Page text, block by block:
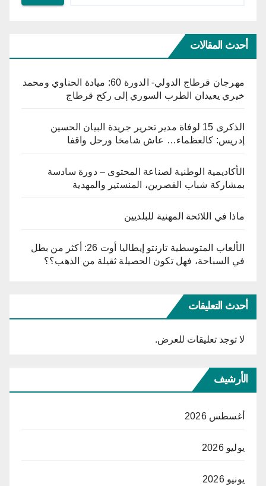
أحدث المقالات
مهرجان قرطاج الدولي- الدورة 60: ميادة الحناوي ومحمد
خيري يعيدان الطرب السوري إلى ركح قرطاج
الذكرى 15 لوفاة مدير تحرير جريدة البيان الحسين
إدريس: كالعظماء… عاش شامخا ورحل واقفا
الأكاديمية الوطنية لصناعة المحتوى – دورة سادسة
بمشاركة شباب القصرين، المنستير والمهدية
ماذا في اللائحة المهنية للبلديين
الألعاب المتوسطية تارنتو إيطاليا أوت 26: أكثر من بطل
في السباحة، فهل تكون الحصيلة ثقيلة من الذهب؟؟
أحدث التعليقات
لا توجد تعليقات للعرض.
الأرشيف
أغسطس 2026
يوليو 2026
يونيو 2026